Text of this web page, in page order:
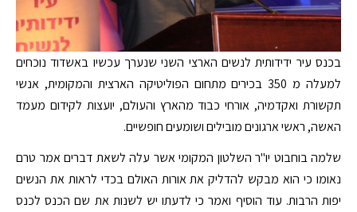
בכנס עיר ידידותית לנשים הארצי השני שנערך עכשיו באשדוד נוכחים
למעלה מ 350 בכירים מתחום הפוליטיקה הארצית והמקומית, אנשי
תקשורת ואקדמיה, אורחי כבוד מהארץ והעולם, יועצות לקידום מעמד
האשה, ראשי ארגונים מובילים ושומעים חופשיים.
שלמה בוחבוט יו"ר השלטון המקומי אשר עלה לשאת דברים אמר טרם
נאומו כי הוא מבקש להדליק את אורות האולם בכדי לראות את הנשים
יפות הרבות. עוד הוסיף ואמר כי לדעתו יש לשנות את שם הכנס לכנס